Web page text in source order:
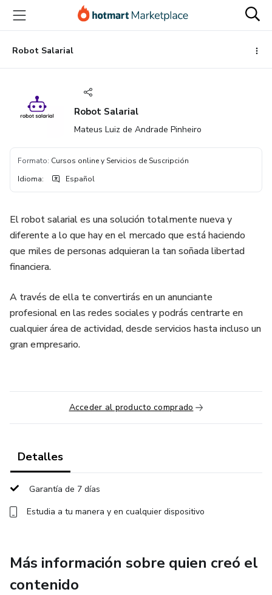
principal
página
de
página
Robot Salarial
Robot Salarial
Mateus Luiz de Andrade Pinheiro
Formato: Cursos online y Servicios de Suscripción
Idioma: Español
El robot salarial es una solución totalmente nueva y
diferente a lo que hay en el mercado que está haciendo
que miles de personas adquieran la tan soñada libertad
financiera.
A través de ella te convertirás en un anunciante
profesional en las redes sociales y podrás centrarte en
cualquier área de actividad, desde servicios hasta incluso un
gran empresario.
Acceder al producto comprado
Detalles
Garantía de 7 días
Estudia a tu manera y en cualquier dispositivo
Más información sobre quien creó el
contenido